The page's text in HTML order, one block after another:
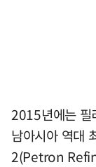
2015년에는 필
남아시아 역대
2(Petron